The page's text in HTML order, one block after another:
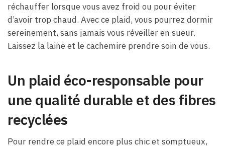
réchauffer lorsque vous avez froid ou pour éviter
d’avoir trop chaud. Avec ce plaid, vous pourrez dormir
sereinement, sans jamais vous réveiller en sueur.
Laissez la laine et le cachemire prendre soin de vous.
Un plaid éco-responsable pour
une qualité durable et des fibres
recyclées
Pour rendre ce plaid encore plus chic et somptueux,